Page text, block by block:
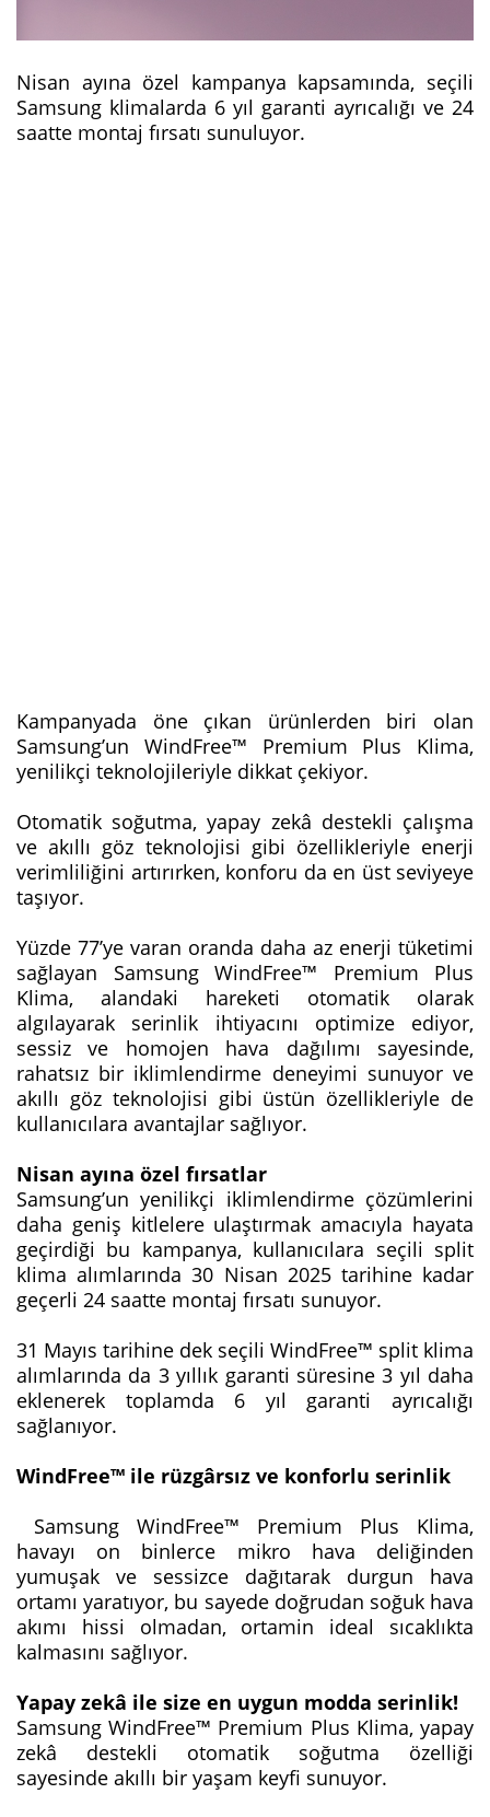
Nisan ayına özel kampanya kapsamında, seçili
Samsung klimalarda 6 yıl garanti ayrıcalığı ve 24
saatte montaj fırsatı sunuluyor.
Kampanyada öne çıkan ürünlerden biri olan
Samsung’un WindFree™ Premium Plus Klima,
yenilikçi teknolojileriyle dikkat çekiyor.
Otomatik soğutma, yapay zekâ destekli çalışma
ve akıllı göz teknolojisi gibi özellikleriyle enerji
verimliliğini artırırken, konforu da en üst seviyeye
taşıyor.
Yüzde 77’ye varan oranda daha az enerji tüketimi
sağlayan Samsung WindFree™ Premium Plus
Klima, alandaki hareketi otomatik olarak
algılayarak serinlik ihtiyacını optimize ediyor,
sessiz ve homojen hava dağılımı sayesinde,
rahatsız bir iklimlendirme deneyimi sunuyor ve
akıllı göz teknolojisi gibi üstün özellikleriyle de
kullanıcılara avantajlar sağlıyor.
Nisan ayına özel fırsatlar
Samsung’un yenilikçi iklimlendirme çözümlerini
daha geniş kitlelere ulaştırmak amacıyla hayata
geçirdiği bu kampanya, kullanıcılara seçili split
klima alımlarında 30 Nisan 2025 tarihine kadar
geçerli 24 saatte montaj fırsatı sunuyor.
31 Mayıs tarihine dek seçili WindFree™ split klima
alımlarında da 3 yıllık garanti süresine 3 yıl daha
eklenerek toplamda 6 yıl garanti ayrıcalığı
sağlanıyor.
WindFree™ ile rüzgârsız ve konforlu serinlik
Samsung WindFree™ Premium Plus Klima,
havayı on binlerce mikro hava deliğinden
yumuşak ve sessizce dağıtarak durgun hava
ortamı yaratıyor, bu sayede doğrudan soğuk hava
akımı hissi olmadan, ortamin ideal sıcaklıkta
kalmasını sağlıyor.
Yapay zekâ ile size en uygun modda serinlik!
Samsung WindFree™ Premium Plus Klima, yapay
zekâ destekli otomatik soğutma özelliği
sayesinde akıllı bir yaşam keyfi sunuyor.